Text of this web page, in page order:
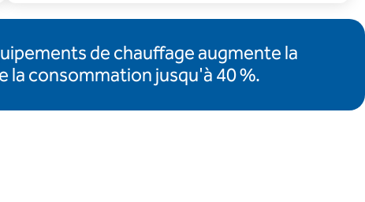
de chauffage augmente la
consommation jusqu'à 40 %.